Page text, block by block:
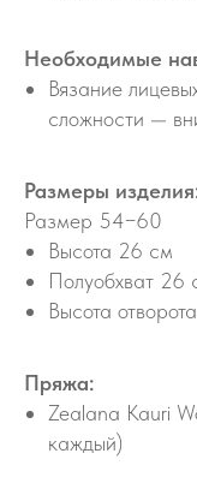
Необходимые
Вязание
сложности —
Размеры
Размер 54−60
Высота 26 см
Полуобхват 26
Высота
Пряжа:
Zealana Kauri
каждый)